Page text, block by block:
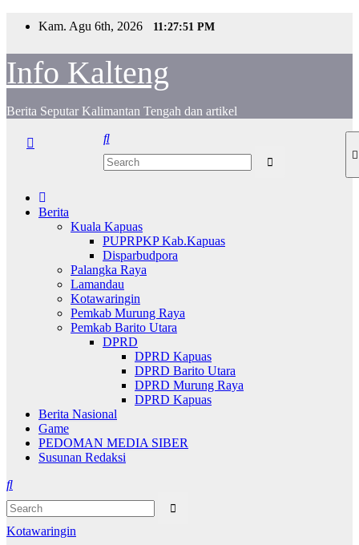
p
o
c
o
Kam. Agu 6th, 2026 11:27:51 PM
Info Kalteng
Berita Seputar Kalimantan Tengah dan artikel
Berita
Kuala Kapuas
PUPRPKP Kab.Kapuas
Disparbudpora
Palangka Raya
Lamandau
Kotawaringin
Pemkab Murung Raya
Pemkab Barito Utara
DPRD
DPRD Kapuas
DPRD Barito Utara
DPRD Murung Raya
DPRD Kapuas
Berita Nasional
Game
PEDOMAN MEDIA SIBER
Susunan Redaksi
Kotawaringin